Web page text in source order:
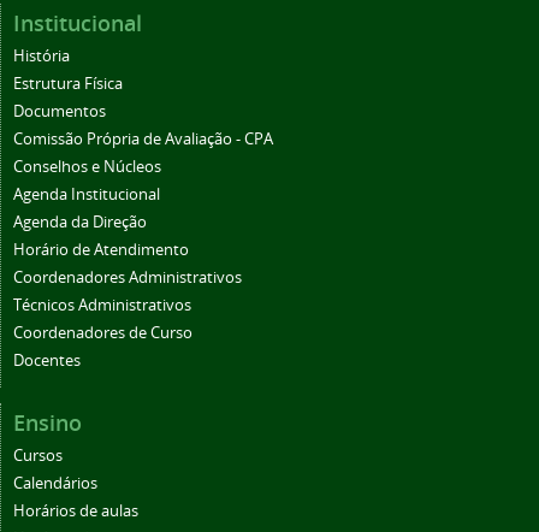
Institucional
História
Estrutura Física
Documentos
Comissão Própria de Avaliação - CPA
Conselhos e Núcleos
Agenda Institucional
Agenda da Direção
Horário de Atendimento
Coordenadores Administrativos
Técnicos Administrativos
Coordenadores de Curso
Docentes
Ensino
Cursos
Calendários
Horários de aulas